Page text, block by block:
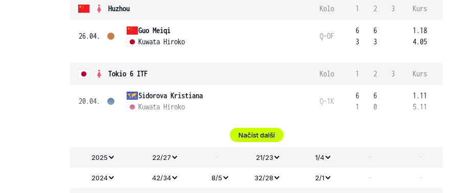
Huzhou Kolo 1 2 3 Kurs
26.04.
Guo Meiqi
Kuwata Hiroko
Q-OF
6
3
6
3
1.18
4.05
Tokio 6 ITF Kolo 1 2 3 Kurs
20.04.
Sidorova Kristiana
Kuwata Hiroko
Q-1K
6
1
6
0
1.11
5.11
Načíst další
2025 22/27 - 21/23 1/4 - -
2024 42/34 8/5 32/28 2/1 - -